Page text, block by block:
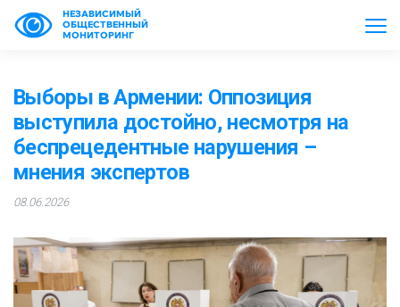
НЕЗАВИСИМЫЙ
ОБЩЕСТВЕННЫЙ
МОНИТОРИНГ
Выборы в Армении: Оппозиция
выступила достойно, несмотря на
беспрецедентные нарушения –
мнения экспертов
08.06.2026